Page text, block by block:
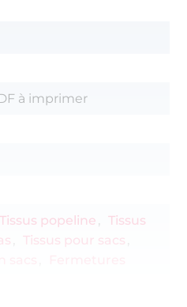
à imprimer
Tissus popeline
Tissus
Tissus pour sacs